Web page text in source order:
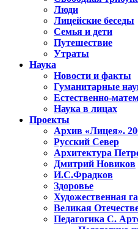
Люди
Лицейские беседы
Семья и дети
Путешествие
Утраты
Наука
Новости и факты
Гуманитарные
Естественно-
Наука в лицах
Проекты
Архив «Лицея».
Русский Север
Архитектура
Дмитрий Новиков
И.С.Фрадков
Здоровье
Художественная
Великая
Педагогика С.